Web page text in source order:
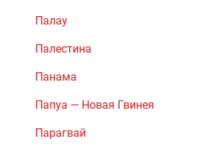
Палау
Палестина
Панама
Папуа — Новая Гвинея
Парагвай